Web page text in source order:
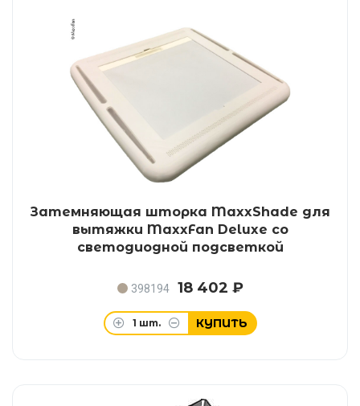
Затемняющая шторка MaxxShade для
вытяжки MaxxFan Deluxe со
светодиодной подсветкой
398194 18 402 ₽
1 шт. КУПИТЬ